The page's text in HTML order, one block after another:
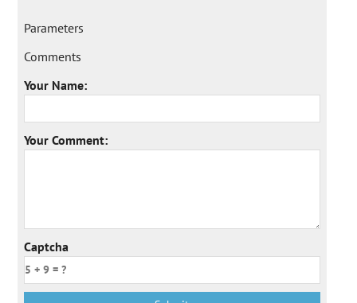
Parameters
Comments
Your Name:
Your Comment:
Captcha